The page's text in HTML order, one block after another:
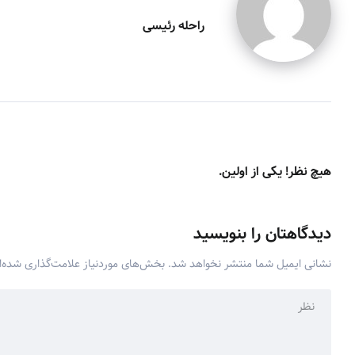
راحله رئیسی
هیچ نظر! یکی از اولین.
دیدگاهتان را بنویسید
نشانی ایمیل شما منتشر نخواهد شد. بخش‌های موردنیاز علامت‌گذاری